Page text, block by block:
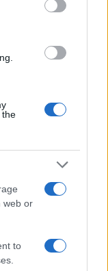
the
web or
to
lunedì
ma poi…